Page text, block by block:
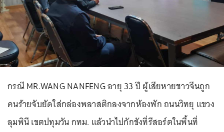
กรณี MR.WANG NANFENG อายุ 33 ปี ผู้เสียหายชาวจีนถูก
คนร้ายจับยัดใส่กล่องพลาสติกลงจากห้องพัก ถนนวิทยุ แขวง
ลุมพินี เขตปทุมวัน กทม. แล้วนำไปกักขังที่รีสอร์ตในพื้นที่